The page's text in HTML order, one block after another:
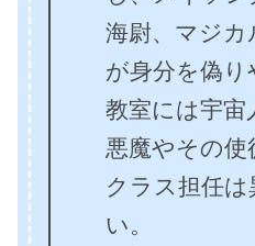
海尉、マジカ
が身分を偽り
教室には宇宙
悪魔やその使
クラス担任は
い。